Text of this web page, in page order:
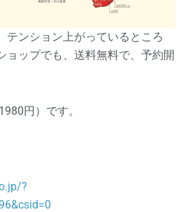
テンション上がっているところ
ョップでも、送料無料で、予約開
円）です。
?